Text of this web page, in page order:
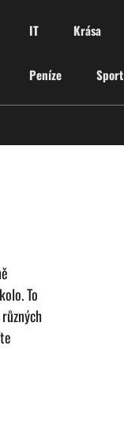
IT Krása
Peníze Sport
To